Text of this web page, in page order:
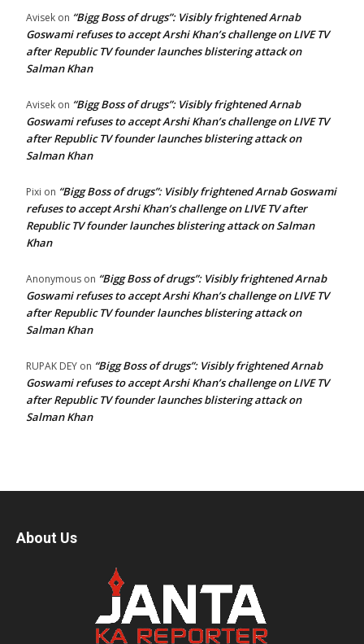
Avisek on “Bigg Boss of drugs”: Visibly frightened Arnab
Goswami refuses to accept Arshi Khan’s challenge on LIVE TV
after Republic TV founder launches blistering attack on
Salman Khan
Avisek on “Bigg Boss of drugs”: Visibly frightened Arnab
Goswami refuses to accept Arshi Khan’s challenge on LIVE TV
after Republic TV founder launches blistering attack on
Salman Khan
Pixi on “Bigg Boss of drugs”: Visibly frightened Arnab Goswami
refuses to accept Arshi Khan’s challenge on LIVE TV after
Republic TV founder launches blistering attack on Salman
Khan
Anonymous on “Bigg Boss of drugs”: Visibly frightened Arnab
Goswami refuses to accept Arshi Khan’s challenge on LIVE TV
after Republic TV founder launches blistering attack on
Salman Khan
RUPAK DEY on “Bigg Boss of drugs”: Visibly frightened Arnab
Goswami refuses to accept Arshi Khan’s challenge on LIVE TV
after Republic TV founder launches blistering attack on
Salman Khan
About Us